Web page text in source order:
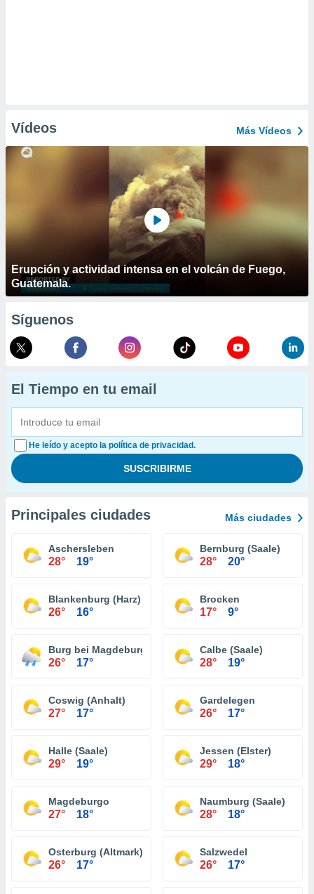
Vídeos Más Vídeos
Erupción y actividad intensa en el volcán de Fuego,
Guatemala.
Síguenos
El Tiempo en tu email
He leído y acepto la política de privacidad.
Principales ciudades Más ciudades
Aschersleben
28° 19°
Bernburg (Saale)
28° 20°
Blankenburg (Harz)
26° 16°
Brocken
17° 9°
Burg bei Magdeburg
26° 17°
Calbe (Saale)
28° 19°
Coswig (Anhalt)
27° 17°
Gardelegen
26° 17°
Halle (Saale)
29° 19°
Jessen (Elster)
29° 18°
Magdeburgo
27° 18°
Naumburg (Saale)
28° 18°
Osterburg (Altmark)
26° 17°
Salzwedel
26° 17°